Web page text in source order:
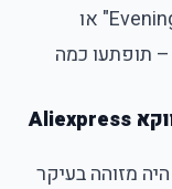
: חפשו את הביטוי "Evening dress" או
תופתעו כמה
: למה דווקא Aliexpress
היה מזוהה בעיקר